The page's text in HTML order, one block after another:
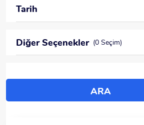
Tarih
Diğer Seçenekler (0 Seçim)